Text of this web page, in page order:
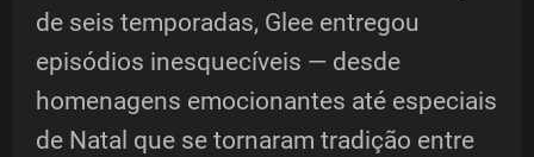
de seis temporadas, Glee entregou
episódios inesquecíveis — desde
homenagens emocionantes até especiais
de Natal que se tornaram tradição entre